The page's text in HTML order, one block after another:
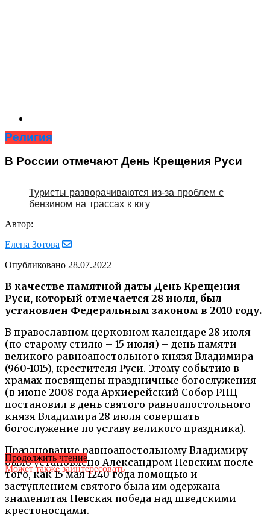
Туристы разворачиваются из‑за проблем с
бензином на трассах к югу
Религия
В России отмечают День Крещения Руси
Автор:
Елена Зотова
Опубликовано 28.07.2022
В качестве памятной даты День Крещения
Руси, который отмечается 28 июля, был
установлен Федеральным законом в 2010 году.
В православном церковном календаре 28 июля
(по старому стилю – 15 июля) – день памяти
великого равноапостольного князя Владимира
(960-1015), крестителя Руси. Этому событию в
храмах посвящены праздничные богослужения
(в июне 2008 года Архиерейский Собор РПЦ
постановил в день святого равноапостольного
князя Владимира 28 июля совершать
богослужение по уставу великого праздника).
Празднование равноапостольному Владимиру
было установлено Александром Невским после
того, как 15 мая 1240 года помощью и
заступлением святого была им одержана
знаменитая Невская победа над шведскими
крестоносцами.
Продолжить чтение
Может также заинтересовать